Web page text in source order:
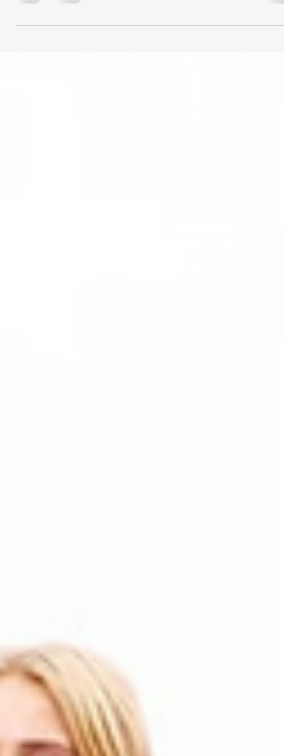
İlkbahar Yaz 2026 sezonunda maksimal silüetler, blok
renkler, statement çantalar ve yeni nesil prep estetiği